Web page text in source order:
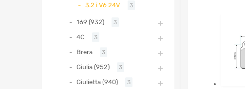
3.2 i V6 24V 3
169 (932) 3
4C 3
Brera 3
Giulia (952) 3
Giulietta (940) 3